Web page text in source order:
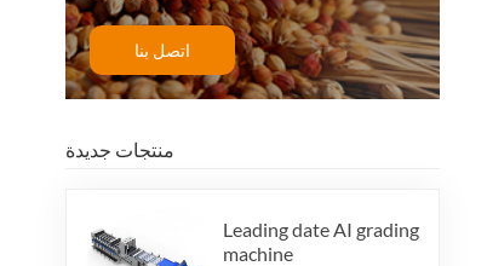
اتصل بنا
منتجات جديدة
Leading date AI grading
machine